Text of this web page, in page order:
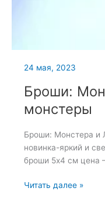
24 мая, 2023
Броши:
монстеры
Броши: Монстера и
новинка-яркий и
броши 5х4 см цена
Броши:
Читать далее »